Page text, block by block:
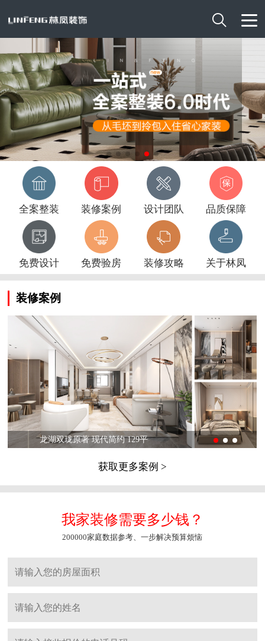

全案整装 装修案例 设计团队 品质保障
免费设计 免费验房 装修攻略 关于林凤
装修案例
龙湖双珑原著 现代简约 129平
获取更多案例 >
我家装修需要多少钱？
200000家庭数据参考、一步解决预算烦恼